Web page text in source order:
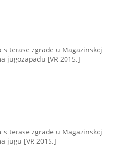
s terase zgrade u Magazinskoj
jugozapadu [VR 2015.]
s terase zgrade u Magazinskoj
jugu [VR 2015.]